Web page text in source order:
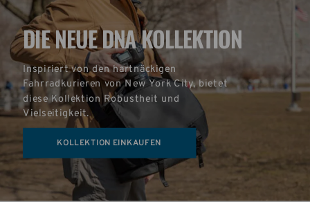
DIE NEUE DNA KOLLEKTION
Inspiriert von den hartnäckigen
Fahrradkurieren von New York City, bietet
diese Kollektion Robustheit und
Vielseitigkeit.
KOLLEKTION EINKAUFEN